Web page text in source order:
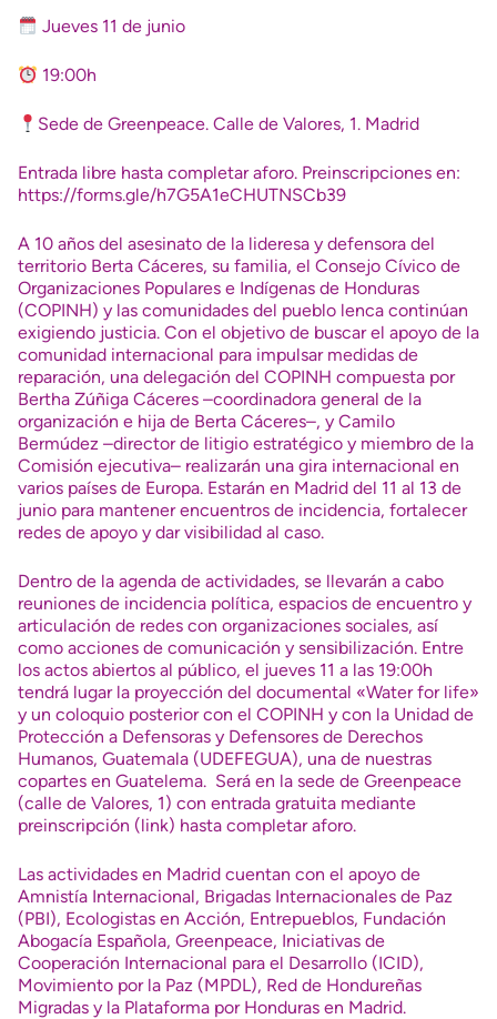
Jueves 11 de junio
19:00h
Sede de Greenpeace. Calle de Valores, 1. Madrid
Entrada libre hasta completar aforo. Preinscripciones en:
https://forms.gle/h7G5A1eCHUTNSCb39
A 10 años del asesinato de la lideresa y defensora del
territorio Berta Cáceres, su familia, el Consejo Cívico de
Organizaciones Populares e Indígenas de Honduras
(COPINH) y las comunidades del pueblo lenca continúan
exigiendo justicia. Con el objetivo de buscar el apoyo de la
comunidad internacional para impulsar medidas de
reparación, una delegación del COPINH compuesta por
Bertha Zúñiga Cáceres –coordinadora general de la
organización e hija de Berta Cáceres–, y Camilo
Bermúdez –director de litigio estratégico y miembro de la
Comisión ejecutiva– realizarán una gira internacional en
varios países de Europa. Estarán en Madrid del 11 al 13 de
junio para mantener encuentros de incidencia, fortalecer
redes de apoyo y dar visibilidad al caso.
Dentro de la agenda de actividades, se llevarán a cabo
reuniones de incidencia política, espacios de encuentro y
articulación de redes con organizaciones sociales, así
como acciones de comunicación y sensibilización. Entre
los actos abiertos al público, el jueves 11 a las 19:00h
tendrá lugar la proyección del documental «Water for life»
y un coloquio posterior con el COPINH y con la Unidad de
Protección a Defensoras y Defensores de Derechos
Humanos, Guatemala (UDEFEGUA), una de nuestras
copartes en Guatelema. Será en la sede de Greenpeace
(calle de Valores, 1) con entrada gratuita mediante
preinscripción (link) hasta completar aforo.
Las actividades en Madrid cuentan con el apoyo de
Amnistía Internacional, Brigadas Internacionales de Paz
(PBI), Ecologistas en Acción, Entrepueblos, Fundación
Abogacía Española, Greenpeace, Iniciativas de
Cooperación Internacional para el Desarrollo (ICID),
Movimiento por la Paz (MPDL), Red de Hondureñas
Migradas y la Plataforma por Honduras en Madrid.